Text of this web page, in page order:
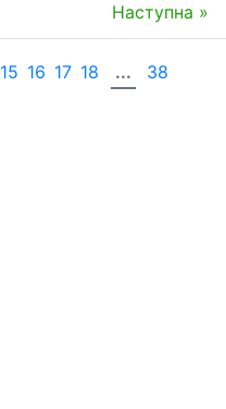
Наступна »
15 16 17 18 ... 38